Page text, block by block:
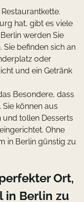
hat, gibt es viele
werden Sie
Sie befinden sich an
oder
und ein Getränk
Besondere, dass
können aus
und tollen Desserts
Ohne
in Berlin günstig zu
Ort,
in Berlin zu